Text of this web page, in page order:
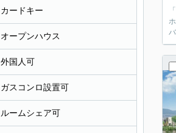
カードキー
オープンハウス
外国人可
ガスコンロ設置可
ルームシェア可